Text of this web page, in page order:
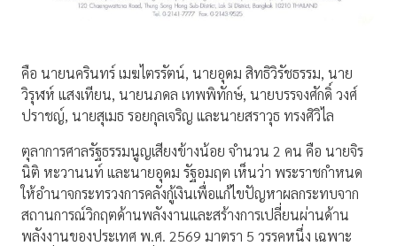
คือ นายนครินทร์ เมฆไตรรัตน์, นายอุดม สิทธิวิรัชธรรม, นาย
วิรุฬห์ แสงเทียน, นายนภดล เทพพิทักษ์, นายบรรจงศักดิ์ วงศ์
ปราชญ์, นายสุเมธ รอยกุลเจริญ และนายสราวุธ ทรงศิวิไล
ตุลาการศาลรัฐธรรมนูญเสียงข้างน้อย จำนวน 2 คน คือ นายจิร
นิติ หะวานนท์ และนายอุดม รัฐอมฤต เห็นว่า พระราชกำหนด
ให้อำนาจกระทรวงการคลังกู้เงินเพื่อแก้ไขปัญหาผลกระทบจาก
สถานการณ์วิกฤตด้านพลังงานและสร้างการเปลี่ยนผ่านด้าน
พลังงานของประเทศ พ.ศ. 2569 มาตรา 5 วรรคหนึ่ง เฉพาะ